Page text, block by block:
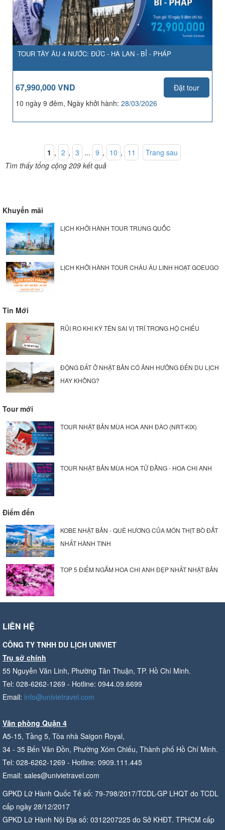
TOUR TÂY ÂU 4 NƯỚC: ĐỨC - HÀ LAN - BỈ - PHÁP
67,990,000 VND
Đặt tour
10 ngày 9 đêm, Ngày khởi hành: 28/03/2026
1 , 2 , 3 ... 9 , 10 , 11
Trang sau
Tìm thấy tổng cộng 209 kết quả
Khuyến mãi
LỊCH KHỞI HÀNH TOUR TRUNG QUỐC
LỊCH KHỞI HÀNH TOUR CHÂU ÂU LINH HOẠT GOEUGO
Tin Mới
RỦI RO KHI KÝ TÊN SAI VỊ TRÍ TRONG HỘ CHIẾU
ĐỘNG ĐẤT Ở NHẬT BẢN CÓ ẢNH HƯỞNG ĐẾN DU LỊCH
HAY KHÔNG?
Tour mới
TOUR NHẬT BẢN MÙA HOA ANH ĐÀO (NRT-KIX)
TOUR NHẬT BẢN MÙA HOA TỬ ĐẰNG - HOA CHI ANH
Điểm đến
KOBE NHẬT BẢN - QUÊ HƯƠNG CỦA MÓN THỊT BÒ ĐẮT
NHẤT HÀNH TINH
TOP 5 ĐIỂM NGẮM HOA CHI ANH ĐẸP NHẤT NHẬT BẢN
LIÊN HỆ
CÔNG TY TNHH DU LỊCH UNIVIET
Trụ sở chính
55 Nguyễn Văn Linh, Phường Tân Thuận, TP. Hồ Chí Minh.
Tel: 028-6262-1269 - Hotline: 0944.09.6699
Email: info@univietravel.com
Văn phòng Quận 4
A5-15, Tầng 5, Tòa nhà Saigon Royal,
34 - 35 Bến Vân Đồn, Phường Xóm Chiếu, Thành phố Hồ Chí Minh.
Tel: 028-6262-1269 - Hotline: 0909.111.445
Email: sales@univietravel.com
GPKD Lữ Hành Quốc Tế số: 79-798/2017/TCDL-GP LHQT do TCDL
cấp ngày 28/12/2017
GPKD Lữ Hành Nội Địa số: 0312207225 do Sở KHĐT. TPHCM cấp